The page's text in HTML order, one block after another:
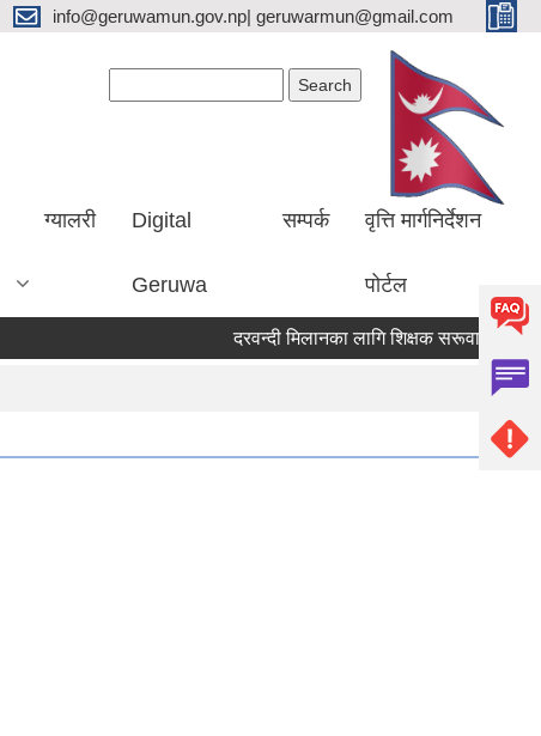
info@geruwamun.gov.np| geruwarmun@gmail.com
ग्यालरी Digital
Geruwa
सम्पर्क वृत्ति मार्गनिर्देशन
पोर्टल
दरवन्दी मिलानका लागि शिक्षक सरूवा सम्बन्धि